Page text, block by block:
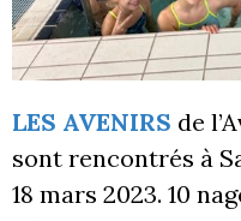
LES AVENIRS de
sont rencontrés à
18 mars 2023. 10